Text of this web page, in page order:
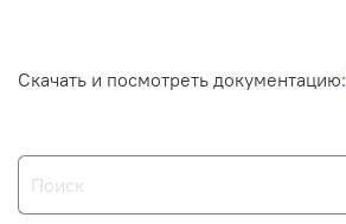
Скачать и посмотреть документацию: